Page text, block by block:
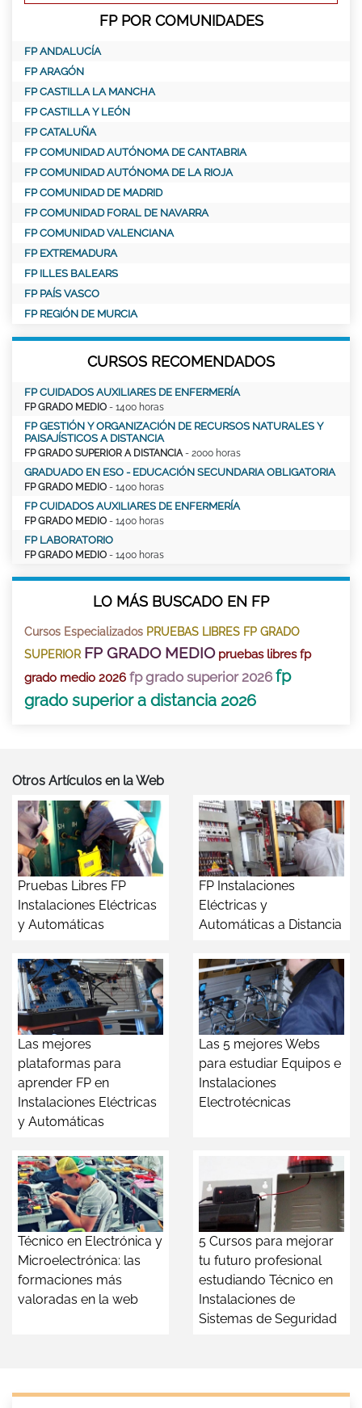
FP POR COMUNIDADES
FP ANDALUCÍA
FP ARAGÓN
FP CASTILLA LA MANCHA
FP CASTILLA Y LEÓN
FP CATALUÑA
FP COMUNIDAD AUTÓNOMA DE CANTABRIA
FP COMUNIDAD AUTÓNOMA DE LA RIOJA
FP COMUNIDAD DE MADRID
FP COMUNIDAD FORAL DE NAVARRA
FP COMUNIDAD VALENCIANA
FP EXTREMADURA
FP ILLES BALEARS
FP PAÍS VASCO
FP REGIÓN DE MURCIA
CURSOS RECOMENDADOS
FP CUIDADOS AUXILIARES DE ENFERMERÍA
FP GRADO MEDIO - 1400 horas
FP GESTIÓN Y ORGANIZACIÓN DE RECURSOS NATURALES Y
PAISAJÍSTICOS A DISTANCIA
FP GRADO SUPERIOR A DISTANCIA- 2000 horas
GRADUADO EN ESO - EDUCACIÓN SECUNDARIA OBLIGATORIA
FP GRADO MEDIO - 1400 horas
FP CUIDADOS AUXILIARES DE ENFERMERÍA
FP GRADO MEDIO - 1400 horas
FP LABORATORIO
FP GRADO MEDIO - 1400 horas
LO MÁS BUSCADO EN FP
Cursos Especializados PRUEBAS LIBRES FP GRADO
SUPERIOR FP GRADO MEDIO pruebas libres fp
grado medio 2026 fp grado superior 2026 fp
grado superior a distancia 2026
Otros Artículos en la Web
Pruebas Libres FP
Instalaciones Eléctricas
y Automáticas
FP Instalaciones
Eléctricas y
Automáticas a Distancia
Las mejores
plataformas para
aprender FP en
Instalaciones Eléctricas
y Automáticas
Las 5 mejores Webs
para estudiar Equipos e
Instalaciones
Electrotécnicas
Técnico en Electrónica y
Microelectrónica: las
formaciones más
valoradas en la web
5 Cursos para mejorar
tu futuro profesional
estudiando Técnico en
Instalaciones de
Sistemas de Seguridad